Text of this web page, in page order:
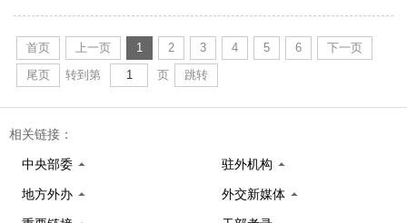
首页 上一页 1 2 3 4 5 6
下一页
尾页
转到第 页 跳转
相关链接：
中央部委 驻外机构
地方外办 外交新媒体